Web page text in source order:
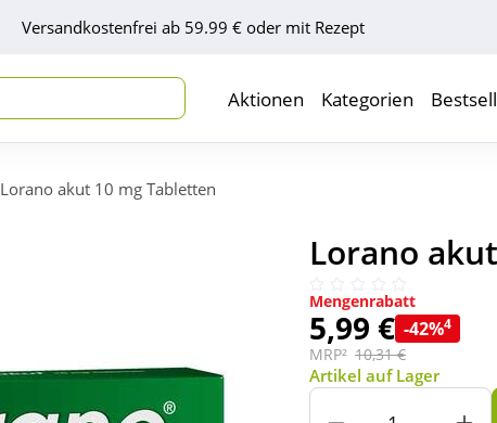
Versandkostenfrei ab 59.99 € oder mit Rezept
Aktionen Kategorien
Lorano akut 10 mg Tabletten
Lorano
Mengenrabatt
5,99 € -42%4
MRP² 10,31 €
Artikel auf Lager